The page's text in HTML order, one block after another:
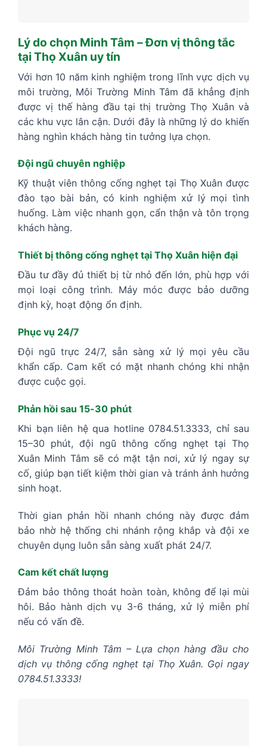
Lý do chọn Minh Tâm – Đơn vị thông tắc
tại Thọ Xuân uy tín
Với hơn 10 năm kinh nghiệm trong lĩnh vực dịch vụ
môi trường, Môi Trường Minh Tâm đã khẳng định
được vị thế hàng đầu tại thị trường Thọ Xuân và
các khu vực lân cận. Dưới đây là những lý do khiến
hàng nghìn khách hàng tin tưởng lựa chọn.
Đội ngũ chuyên nghiệp
Kỹ thuật viên thông cống nghẹt tại Thọ Xuân được
đào tạo bài bản, có kinh nghiệm xử lý mọi tình
huống. Làm việc nhanh gọn, cẩn thận và tôn trọng
khách hàng.
Thiết bị thông cống nghẹt tại Thọ Xuân hiện đại
Đầu tư đầy đủ thiết bị từ nhỏ đến lớn, phù hợp với
mọi loại công trình. Máy móc được bảo dưỡng
định kỳ, hoạt động ổn định.
Phục vụ 24/7
Đội ngũ trực 24/7, sẵn sàng xử lý mọi yêu cầu
khẩn cấp. Cam kết có mặt nhanh chóng khi nhận
được cuộc gọi.
Phản hồi sau 15-30 phút
Khi bạn liên hệ qua hotline 0784.51.3333, chỉ sau
15–30 phút, đội ngũ thông cống nghẹt tại Thọ
Xuân Minh Tâm sẽ có mặt tận nơi, xử lý ngay sự
cố, giúp bạn tiết kiệm thời gian và tránh ảnh hưởng
sinh hoạt.
Thời gian phản hồi nhanh chóng này được đảm
bảo nhờ hệ thống chi nhánh rộng khắp và đội xe
chuyên dụng luôn sẵn sàng xuất phát 24/7.
Cam kết chất lượng
Đảm bảo thông thoát hoàn toàn, không để lại mùi
hôi. Bảo hành dịch vụ 3-6 tháng, xử lý miễn phí
nếu có vấn đề.
Môi Trường Minh Tâm – Lựa chọn hàng đầu cho
dịch vụ thông cống nghẹt tại Thọ Xuân. Gọi ngay
0784.51.3333!